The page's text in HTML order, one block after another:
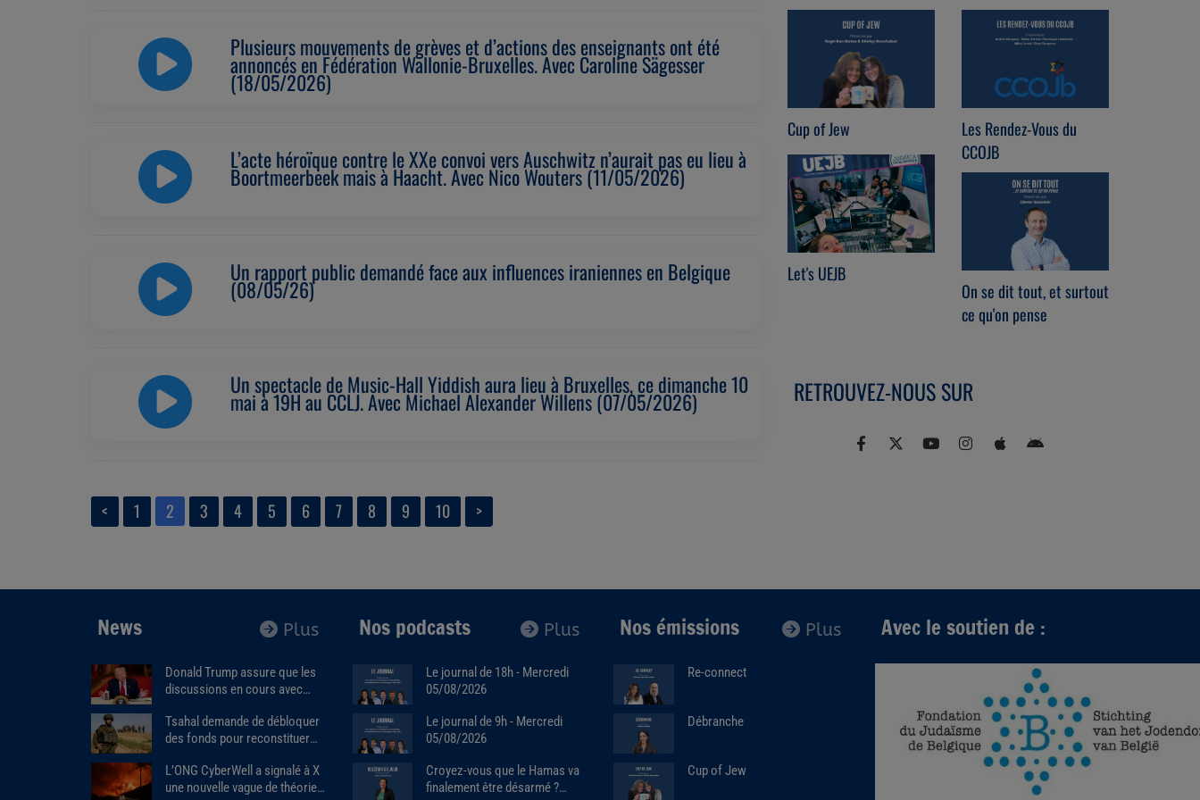
Plusieurs mouvements de grèves et d’actions des enseignants ont été
annoncés en Fédération Wallonie-Bruxelles. Avec Caroline Sägesser
(18/05/2026)
L’acte héroïque contre le XXe convoi vers Auschwitz n’aurait pas eu lieu à
Boortmeerbeek mais à Haacht. Avec Nico Wouters (11/05/2026)
Un rapport public demandé face aux influences iraniennes en Belgique
(08/05/26)
Un spectacle de Music-Hall Yiddish aura lieu à Bruxelles, ce dimanche 10
mai à 19H au CCLJ. Avec Michael Alexander Willens (07/05/2026)
< 1 2 3 4 5 6 7 8 9 10 >
Débranche
Cup of Jew
Let's UEJB
Les Rendez-Vous du
CCOJB
On se dit tout, et surtout
ce qu'on pense
RETROUVEZ-NOUS SUR
Plus
News
Donald Trump assure que les
discussions en cours avec
Tsahal demande de débloquer
des fonds pour reconstituer
d’équipements de l’armée.
L’ONG CyberWell a signalé à X
une nouvelle vague de théories
Plus
Nos podcasts
Le journal de 18h - Mercredi
05/08/2026
Le journal de 9h - Mercredi
05/08/2026
Croyez-vous que le Hamas va
finalement être désarmé ?
Plus
Nos émissions
Re-connect
Débranche
Cup of Jew
Avec le soutien de :